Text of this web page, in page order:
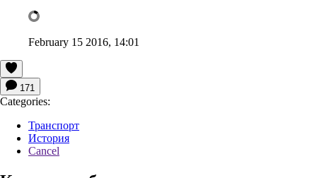
February 15 2016, 14:01
171
Categories:
Транспорт
История
Cancel